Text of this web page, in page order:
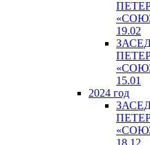
19.02
15.01
2024 год
18.12